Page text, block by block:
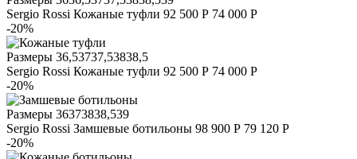
Sergio Rossi Кожаные туфли 92 500 Р 74 000 Р
-20%
Размеры 36,53737,53838,5
Sergio Rossi Кожаные туфли 92 500 Р 74 000 Р
-20%
Размеры 36373838,539
Sergio Rossi Замшевые ботильоны 98 900 Р 79 120 Р
-20%